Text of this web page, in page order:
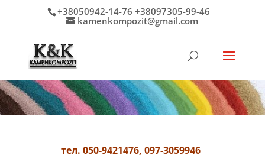
+38050942-14-76 +38097305-99-46
kamenkompozit@gmail.com
тел. 050-9421476, 097-3059946